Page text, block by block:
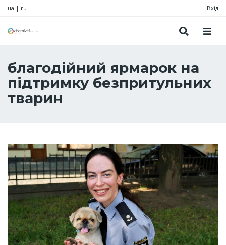
ua | ru Вхід
благодійний ярмарок на
підтримку безпритульних
тварин